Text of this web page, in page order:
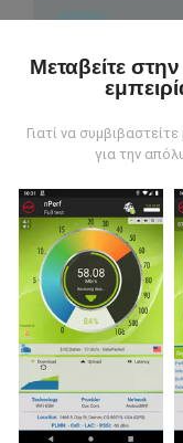
Από πού
Τα δεδομένα
nPerf. Αυτές
πραγματικές
θέλετε να
να κάνετε είναι
στο smartphone
υπάρχουν, τόσο
χάρτες!
Μεταβείτε
Γιατί να
για την